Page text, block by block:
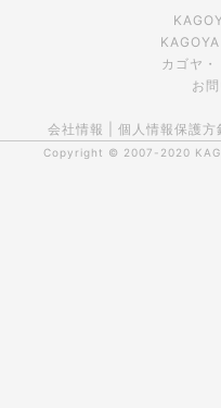
カゴヤ
お
会社情報 個人情報保護方
Copyright © 2007-2020